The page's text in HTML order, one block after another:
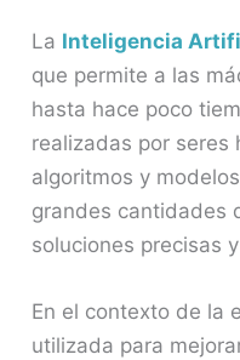
La Inteligencia
que permite a las
hasta hace poco
realizadas por seres
algoritmos y
grandes cantidades
soluciones precisas
En el contexto de la
utilizada para